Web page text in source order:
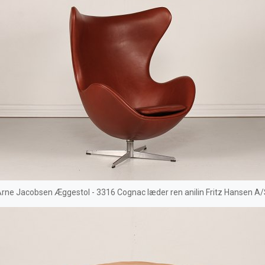
Jacobsen Æggestol - 3316 Cognac læder ren anilin Fritz Hansen A/